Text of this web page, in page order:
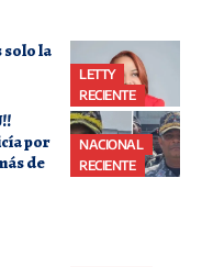
LETTY
RECIENTE
solo la
NACIONAL
RECIENTE
por
de